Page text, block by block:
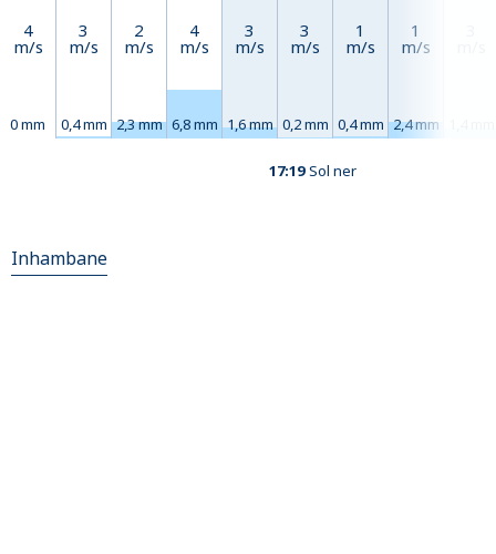
4
m/s
0 mm
3
m/s
0,4 mm
2
m/s
2,3 mm
4
m/s
6,8 mm
3
m/s
1,6 mm
3
m/s
0,2 mm
1
m/s
0,4 mm
1
m/s
2,4 mm
17:19 Sol ner
Inhambane